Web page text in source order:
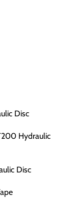
Disc
Hydraulic
Disc